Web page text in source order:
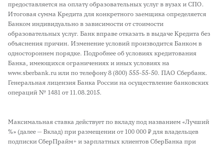
предоставляется на оплату образовательных услуг в вузах и СПО.
Итоговая сумма Кредита для конкретного заемщика определяется
Банком индивидуально в зависимости от стоимости
образовательных услуг. Банк вправе отказать в выдаче Кредита без
объяснения причин. Изменение условий производится Банком в
одностороннем порядке. Подробнее об условиях кредитования
Банка, имеющихся ограничениях и иных условиях на
www.sberbank.ru или по телефону 8 (800) 555-55-50. ПАО Сбербанк.
Генеральная лицензия Банка России на осуществление банковских
операций № 1481 от 11.08.2015.
Максимальная ставка действует по вкладу под названием «Лучший
%» (далее — Вклад) при размещении от 100 000 ₽ для владельцев
подписки СберПрайм+ и зарплатных клиентов СберБанка при